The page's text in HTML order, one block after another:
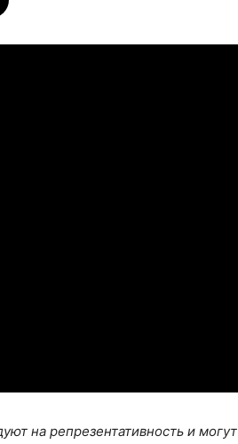
на репрезентативность и могут